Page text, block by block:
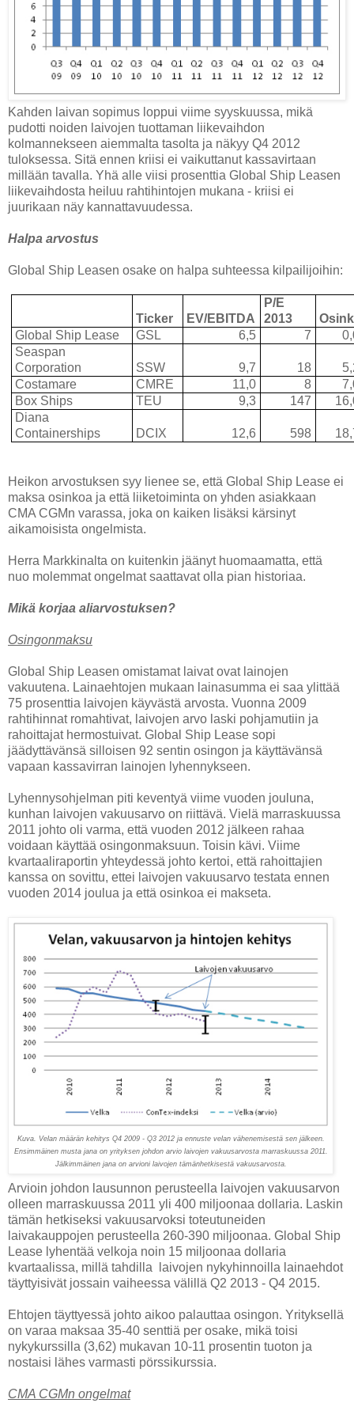
Kahden laivan sopimus loppui viime syyskuussa, mikä
pudotti noiden laivojen tuottaman liikevaihdon
kolmannekseen aiemmalta tasolta ja näkyy Q4 2012
tuloksessa. Sitä ennen kriisi ei vaikuttanut kassavirtaan
millään tavalla. Yhä alle viisi prosenttia Global Ship Leasen
liikevaihdosta heiluu rahtihintojen mukana - kriisi ei
juurikaan näy kannattavuudessa.
Halpa arvostus
Global Ship Leasen osake on halpa suhteessa kilpailijoihin:
Ticker EV/EBITDA
P/E
2013
Global Ship Lease
GSL 6,5 7
Seaspan
Corporation
SSW 9,7 18
Costamare
CMRE 11,0 8
Box Ships
TEU 9,3 147
Diana
Containerships
DCIX 12,6 598
Heikon arvostuksen syy lienee se, että Global Ship Lease ei
maksa osinkoa ja että liiketoiminta on yhden asiakkaan
CMA CGMn varassa, joka on kaiken lisäksi kärsinyt
aikamoisista ongelmista.
Herra Markkinalta on kuitenkin jäänyt huomaamatta, että
nuo molemmat ongelmat saattavat olla pian historiaa.
Mikä korjaa aliarvostuksen?
Osingonmaksu
Global Ship Leasen omistamat laivat ovat lainojen
vakuutena. Lainaehtojen mukaan lainasumma ei saa ylittää
75 prosenttia laivojen käyvästä arvosta. Vuonna 2009
rahtihinnat romahtivat, laivojen arvo laski pohjamutiin ja
rahoittajat hermostuivat. Global Ship Lease sopi
jäädyttävänsä silloisen 92 sentin osingon ja käyttävänsä
vapaan kassavirran lainojen lyhennykseen.
Lyhennysohjelman piti keventyä viime vuoden jouluna,
kunhan laivojen vakuusarvo on riittävä. Vielä marraskuussa
2011 johto oli varma, että vuoden 2012 jälkeen rahaa
voidaan käyttää osingonmaksuun. Toisin kävi. Viime
kvartaaliraportin yhteydessä johto kertoi, että rahoittajien
kanssa on sovittu, ettei laivojen vakuusarvo testata ennen
vuoden 2014 joulua ja että osinkoa ei makseta.
Kuva. Velan määrän kehitys Q4 2009 - Q3 2012 ja ennuste velan vähenemisestä sen jälkeen.
Ensimmäinen musta jana on yrityksen johdon arvio laivojen vakuusarvosta marraskuussa 2011.
Jälkimmäinen jana on arvioni laivojen tämänhetkisestä vakuusarvosta.
Arvioin johdon lausunnon perusteella laivojen vakuusarvon
olleen marraskuussa 2011 yli 400 miljoonaa dollaria. Laskin
tämän hetkiseksi vakuusarvoksi toteutuneiden
laivakauppojen perusteella 260-390 miljoonaa. Global Ship
Lease lyhentää velkoja noin 15 miljoonaa dollaria
kvartaalissa, millä tahdilla laivojen nykyhinnoilla lainaehdot
täyttyisivät jossain vaiheessa välillä Q2 2013 - Q4 2015.
Ehtojen täyttyessä johto aikoo palauttaa osingon. Yrityksellä
on varaa maksaa 35-40 senttiä per osake, mikä toisi
nykykurssilla (3,62) mukavan 10-11 prosentin tuoton ja
nostaisi lähes varmasti pörssikurssia.
CMA CGMn ongelmat